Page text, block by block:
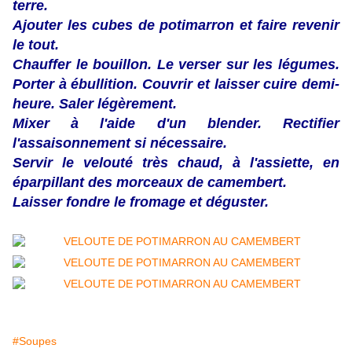
terre.
Ajouter les cubes de potimarron et faire revenir
le tout.
Chauffer le bouillon. Le verser sur les légumes.
Porter à ébullition. Couvrir et laisser cuire demi-
heure. Saler légèrement.
Mixer à l'aide d'un blender. Rectifier
l'assaisonnement si nécessaire.
Servir le velouté très chaud, à l'assiette, en
éparpillant des morceaux de camembert.
Laisser fondre le fromage et déguster.
#Soupes